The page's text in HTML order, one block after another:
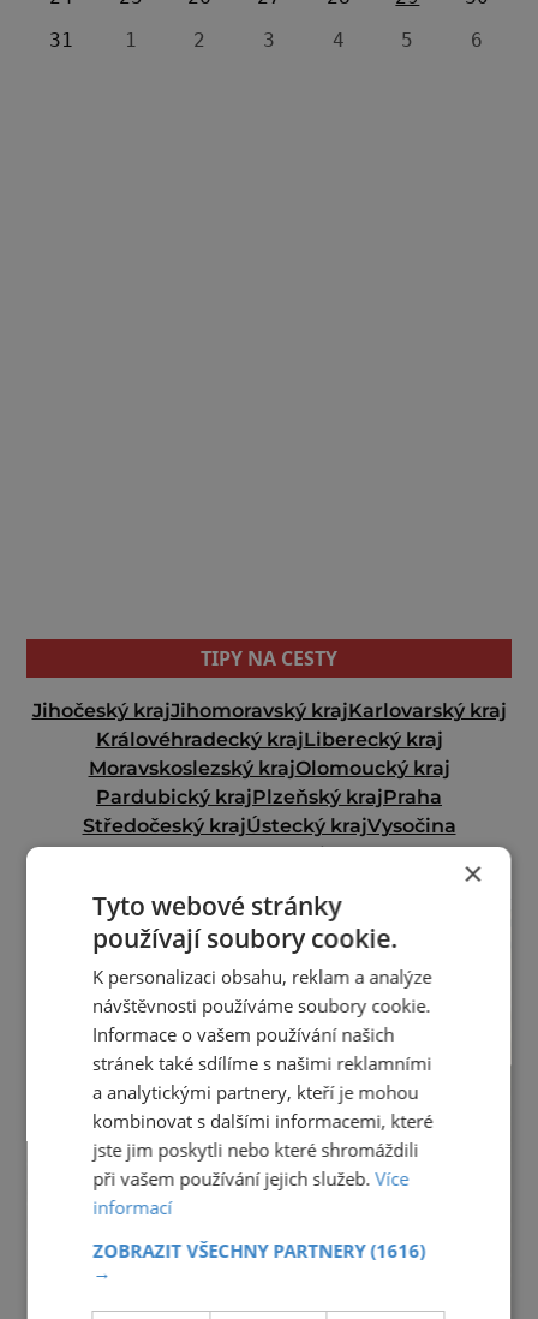
31
1 2 3 4 5 6
TIPY NA CESTY
Jihočeský krajJihomoravský krajKarlovarský kraj
Královéhradecký krajLiberecký kraj
Moravskoslezský krajOlomoucký kraj
Pardubický krajPlzeňský krajPraha
Středočeský krajÚstecký krajVysočina
Zlínský kraj
×
Tyto webové stránky
používají soubory cookie.
K personalizaci obsahu, reklam a analýze
návštěvnosti používáme soubory cookie.
Informace o vašem používání našich
stránek také sdílíme s našimi reklamními
a analytickými partnery, kteří je mohou
kombinovat s dalšími informacemi, které
jste jim poskytli nebo které shromáždili
při vašem používání jejich služeb.Více
informací
ZOBRAZIT VŠECHNY PARTNERY(1616)
→